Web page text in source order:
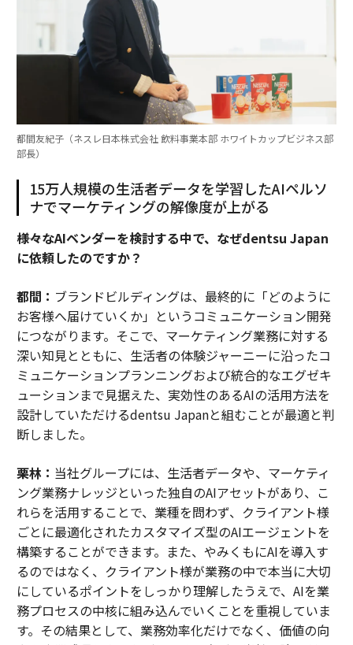
都間友紀子（ネスレ日本株式会社 飲料事業本部 ホワイトカップビジネス部
部長）
15万人規模の生活者データを学習したAIペルソ
ナでマーケティングの解像度が上がる
――様々なAIベンダーを検討する中で、なぜdentsu Japan
に依頼したのですか？
都間： ブランドビルディングは、最終的に「どのように
お客様へ届けていくか」というコミュニケーション開発
につながります。そこで、マーケティング業務に対する
深い知見とともに、生活者の体験ジャーニーに沿ったコ
ミュニケーションプランニングおよび統合的なエグゼキ
ューションまで見据えた、実効性のあるAIの活用方法を
設計していただけるdentsu Japanと組むことが最適と判
断しました。
栗林： 当社グループには、生活者データや、マーケティ
ング業務ナレッジといった独自のAIアセットがあり、こ
れらを活用することで、業種を問わず、クライアント様
ごとに最適化されたカスタマイズ型のAIエージェントを
構築することができます。また、やみくもにAIを導入す
るのではなく、クライアント様が業務の中で本当に大切
にしているポイントをしっかり理解したうえで、AIを業
務プロセスの中核に組み込んでいくことを重視していま
す。その結果として、業務効率化だけでなく、価値の向